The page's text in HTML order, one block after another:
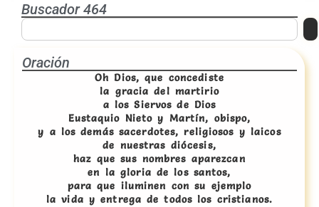
Buscador 464
Oración
Oh Dios, que concediste
la gracia del martirio
a los Siervos de Dios
Eustaquio Nieto y Martín, obispo,
y a los demás sacerdotes, religiosos y laicos
de nuestras diócesis,
haz que sus nombres aparezcan
en la gloria de los santos,
para que iluminen con su ejemplo
la vida y entrega de todos los cristianos.